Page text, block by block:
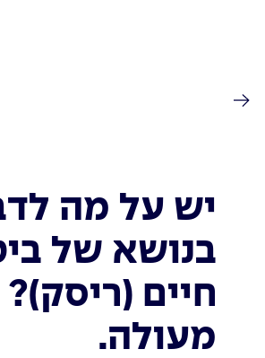
יש על מה
בנושא של
חיים (ריסק)?
מעולה.